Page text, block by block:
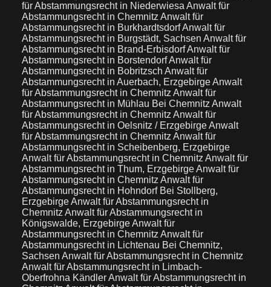
für Abstammungsrecht in Niederwiesa Anwalt für
Abstammungsrecht in Chemnitz Anwalt für
Abstammungsrecht in BurkhardtsdorfAnwalt für
Abstammungsrecht in Burgstädt, Sachsen Anwalt für
Abstammungsrecht in Brand-ErbisdorfAnwalt für
Abstammungsrecht in BorstendorfAnwalt für
Abstammungsrecht in Bobritzsch Anwalt für
Abstammungsrecht in Auerbach, ErzgebirgeAnwalt
für Abstammungsrecht in Chemnitz Anwalt für
Abstammungsrecht in Mühlau Bei Chemnitz Anwalt
für Abstammungsrecht in Chemnitz Anwalt für
Abstammungsrecht in Oelsnitz / ErzgebirgeAnwalt
für Abstammungsrecht in Chemnitz Anwalt für
Abstammungsrecht in Scheibenberg, Erzgebirge
Anwalt für Abstammungsrecht in Chemnitz Anwalt für
Abstammungsrecht in Thum, ErzgebirgeAnwalt für
Abstammungsrecht in Chemnitz Anwalt für
Abstammungsrecht in Hohndorf Bei Stollberg,
ErzgebirgeAnwalt für Abstammungsrecht in
Chemnitz Anwalt für Abstammungsrecht in
Königswalde, ErzgebirgeAnwalt für
Abstammungsrecht in Chemnitz Anwalt für
Abstammungsrecht in Lichtenau Bei Chemnitz,
Sachsen Anwalt für Abstammungsrecht in Chemnitz
Anwalt für Abstammungsrecht in Limbach-
Oberfrohna KändlerAnwalt für Abstammungsrecht in